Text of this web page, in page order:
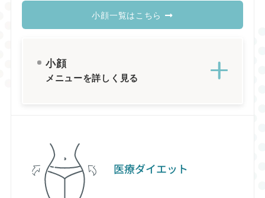
小顔一覧はこちら
小顔
メニューを詳しく見る
医療ダイエット